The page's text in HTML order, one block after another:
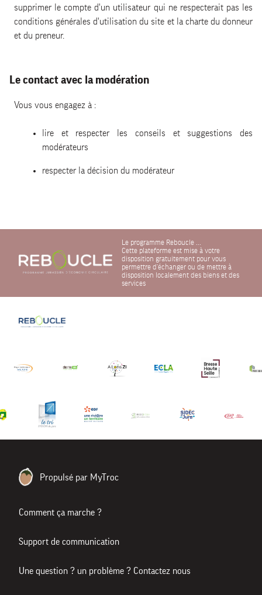
supprimer le compte d'un utilisateur qui ne respecterait pas les
conditions générales d'utilisation du site et la charte du donneur
et du preneur.
Le contact avec la modération
Vous vous engagez à :
lire et respecter les conseils et suggestions des
modérateurs
respecter la décision du modérateur
Le programme Reboucle ...
Cette plateforme est mise à votre
disposition gratuitement pour vous
permettre d'échanger ou de mettre à
disposition localement des biens et des
services
Propulsé par MyTroc
Comment ça marche ?
Support de communication
Une question ? un problème ? Contactez nous